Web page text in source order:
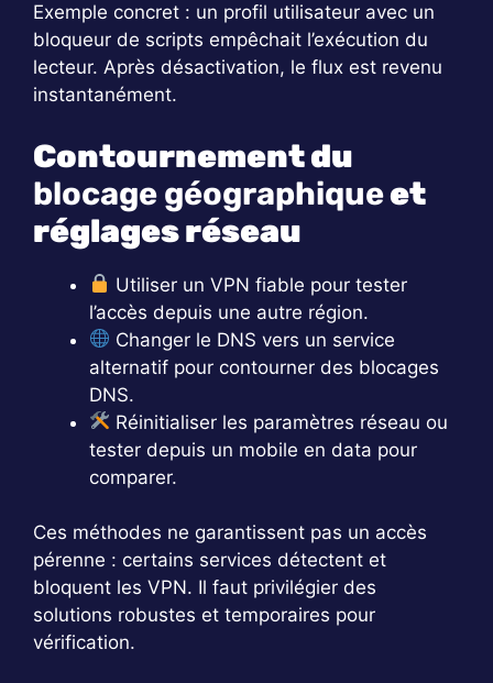
Exemple concret : un profil utilisateur avec un
bloqueur de scripts empêchait l’exécution du
lecteur. Après désactivation, le flux est revenu
instantanément.
Contournement du
blocage géographiqueet
réglages réseau
Utiliser un VPN fiable pour tester
l’accès depuis une autre région.
Changer le DNS vers un service
alternatif pour contourner des blocages
DNS.
Réinitialiser les paramètres réseau ou
tester depuis un mobile en data pour
comparer.
Ces méthodes ne garantissent pas un accès
pérenne : certains services détectent et
bloquent les VPN. Il faut privilégier des
solutions robustes et temporaires pour
vérification.